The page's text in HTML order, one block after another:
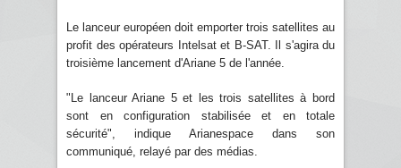
Le lanceur européen doit emporter trois satellites au
profit des opérateurs Intelsat et B-SAT. Il s'agira du
troisième lancement d'Ariane 5 de l'année.
"Le lanceur Ariane 5 et les trois satellites à bord
sont en configuration stabilisée et en totale
sécurité", indique Arianespace dans son
communiqué, relayé par des médias.